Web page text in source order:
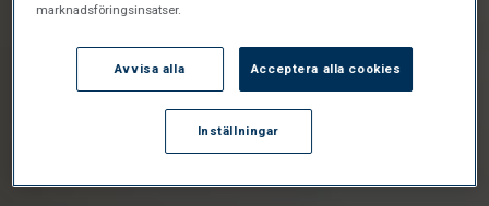
marknadsföringsinsatser.
Avvisa alla Acceptera alla cookies
Inställningar